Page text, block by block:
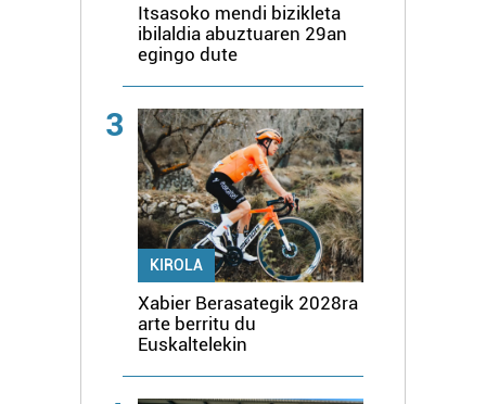
Itsasoko mendi bizikleta
ibilaldia abuztuaren 29an
egingo dute
3
KIROLA
Xabier Berasategik 2028ra
arte berritu du
Euskaltelekin